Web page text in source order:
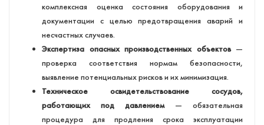
комплексная оценка состояния оборудования и
документации с целью предотвращения аварий и
несчастных случаев.
Экспертиза опасных производственных объектов—
проверка соответствия нормам безопасности,
выявление потенциальных рисков и их минимизация.
Техническое освидетельствование сосудов,
работающих под давлением— обязательная
процедура для продления срока эксплуатации